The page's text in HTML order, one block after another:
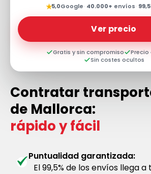
★5,0Google· 40.000+ envíos·
Ver precio
Gratis y sin compromiso
Sin costes ocultos
Contratar
de Mallorca:
rápido y fácil
Puntualidad garantizada:
El 99,5% de los envíos llega a